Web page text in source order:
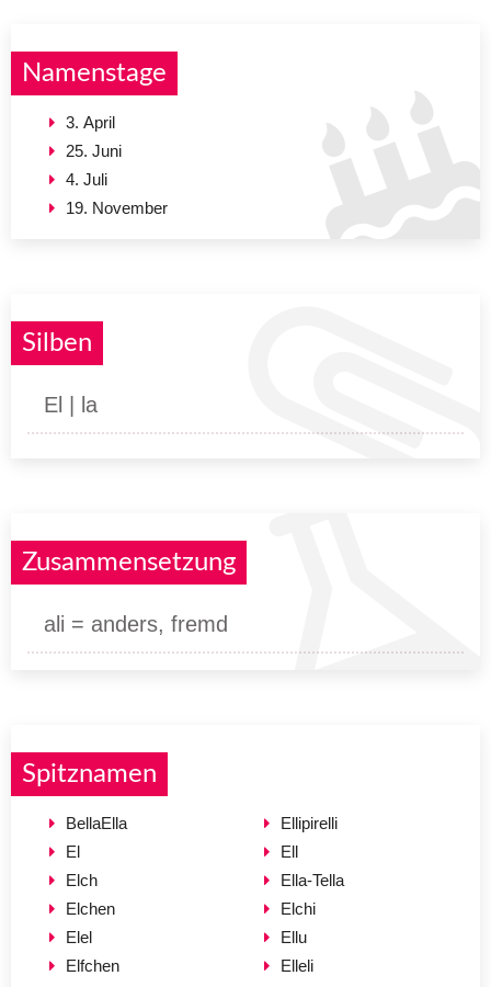
Namenstage
3. April
25. Juni
4. Juli
19. November
Silben
El | la
Zusammensetzung
ali = anders, fremd
Spitznamen
BellaElla
El
Elch
Elchen
Elel
Elfchen
Ellipirelli
Ell
Ella-Tella
Elchi
Ellu
Elleli